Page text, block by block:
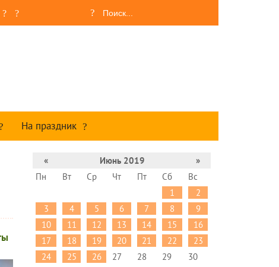
На праздник
« Июнь 2019
»
Пн
Вт Ср Чт Пт Сб
Вс
1
2
3
4 5 6 7 8
9
10
11 12 13 14 15
16
17
18 19 20 21 22
23
24
25 26 27 28 29 30